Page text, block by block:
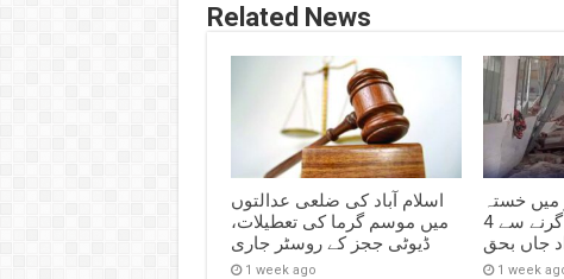
Related News
اسلام آباد کی ضلعی عدالتوں
میں موسم گرما کی تعطیلات،
ڈیوٹی ججز کے روسٹر جاری
1 week ago
میں خستہ
حال مکان کی چھت گرنے سے 4
جاں بحق
1 week